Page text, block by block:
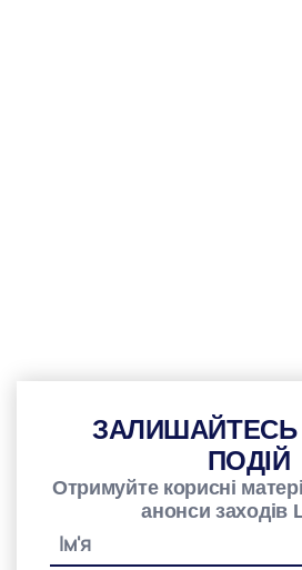
ЗАЛИШАЙТЕСЬ
ПОДІЙ
Отримуйте корисні
анонси заходів